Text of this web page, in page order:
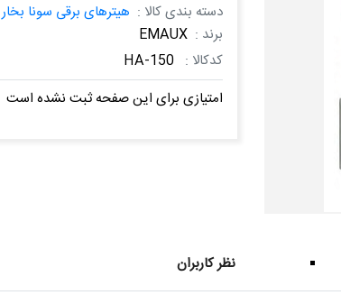
دسته بندی کالا : هیترهای برقی سونا بخار
برند : EMAUX
کدکالا : HA-150
امتیازی برای این صفحه ثبت نشده است
نظر کاربران